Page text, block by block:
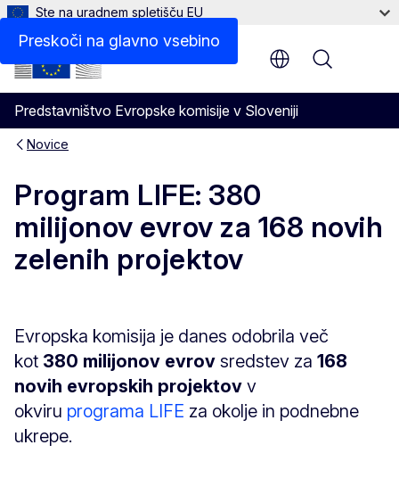
Preskoči na glavno vsebino
Ste na uradnem spletišču EU
Predstavništvo Evropske komisije v Sloveniji
Menu
Novice
Program LIFE: 380
milijonov evrov za 168 novih
zelenih projektov
Evropska komisija je danes odobrila več
kot 380 milijonov evrov sredstev za 168
novih evropskih projektov v
okviru programa LIFE za okolje in podnebne
ukrepe.